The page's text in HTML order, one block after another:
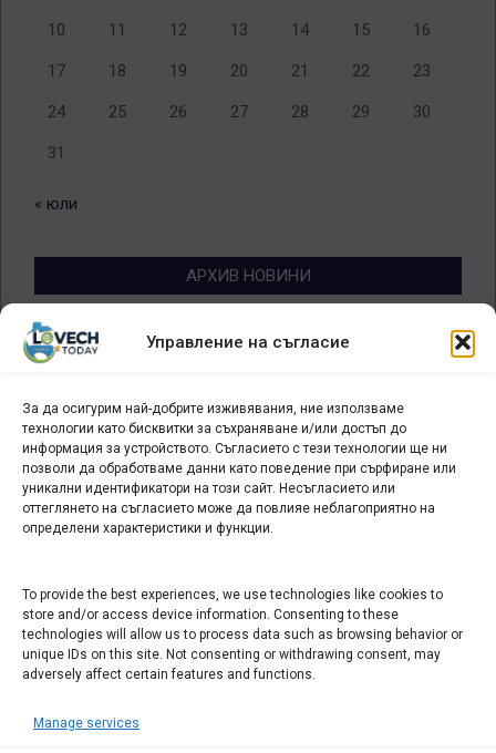
Управление на съгласие
За да осигурим най-добрите изживявания, ние използваме
технологии като бисквитки за съхраняване и/или достъп до
информация за устройството. Съгласието с тези технологии ще ни
позволи да обработваме данни като поведение при сърфиране или
уникални идентификатори на този сайт. Несъгласието или
оттеглянето на съгласието може да повлияе неблагоприятно на
определени характеристики и функции.
To provide the best experiences, we use technologies like cookies to
store and/or access device information. Consenting to these
technologies will allow us to process data such as browsing behavior or
unique IDs on this site. Not consenting or withdrawing consent, may
adversely affect certain features and functions.
Manage services
10 11 12 13 14 15 16
17 18 19 20 21 22 23
24 25 26 27 28 29 30
31
« юли
АРХИВ НОВИНИ
Архив
новини
БИЗНЕС
Арт галерия "Мостове" – магазин за изкуство
СЕВЕРОЗАПАДА ИНФОРМАЦИОНЕН БИЗНЕС
ТУРИСТИЧЕСКИ КЛЪСТЕР
ИНСТИТУЦИИ В ЛОВЕЧ
Административен съд Ловеч
Областна администрация Ловеч
ОДМВР Ловеч